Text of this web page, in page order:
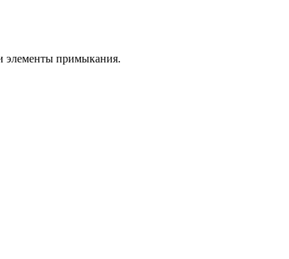
элементы примыкания.